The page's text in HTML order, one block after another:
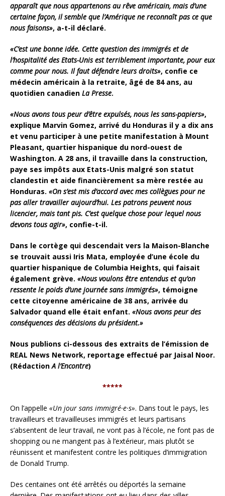
apparaît que nous appartenons au rêve américain, mais d’une
certaine façon, il semble que l’Amérique ne reconnaît pas ce que
nous faisons», a-t-il déclaré.
«C’est une bonne idée. Cette question des immigrés et de
l’hospitalité des Etats-Unis est terriblement importante, pour eux
comme pour nous. Il faut défendre leurs droits», confie ce
médecin américain à la retraite, âgé de 84 ans, au
quotidien canadien La Presse.
«Nous avons tous peur d’être expulsés, nous les sans-papiers»,
explique Marvin Gomez, arrivé du Honduras il y a dix ans
et venu participer à une petite manifestation à Mount
Pleasant, quartier hispanique du nord-ouest de
Washington. A 28 ans, il travaille dans la construction,
paye ses impôts aux Etats-Unis malgré son statut
clandestin et aide financièrement sa mère restée au
Honduras. «On s’est mis d’accord avec mes collègues pour ne
pas aller travailler aujourd’hui. Les patrons peuvent nous
licencier, mais tant pis. C’est quelque chose pour lequel nous
devons tous agir», confie-t-il.
Dans le cortège qui descendait vers la Maison-Blanche
se trouvait aussi Iris Mata, employée d’une école du
quartier hispanique de Columbia Heights, qui faisait
également grève. «Nous voulons être entendus et qu’on
ressente le poids d’une journée sans immigrés», témoigne
cette citoyenne américaine de 38 ans, arrivée du
Salvador quand elle était enfant. «Nous avons peur des
conséquences des décisions du président.»
Nous publions ci-dessous des extraits de l’émission de
REAL News Network, reportage effectué par Jaisal Noor.
(RédactionA l’Encontre)
*****
On l’appelle «Un jour sans immigré·e·s». Dans tout le pays, les
travailleurs et travailleuses immigrés et leurs partisans
s’absentent de leur travail, ne vont pas à l’école, ne font pas de
shopping ou ne mangent pas à l’extérieur, mais plutôt se
réunissent et manifestent contre les politiques d’immigration
de Donald Trump.
Des centaines ont été arrêtés ou déportés la semaine